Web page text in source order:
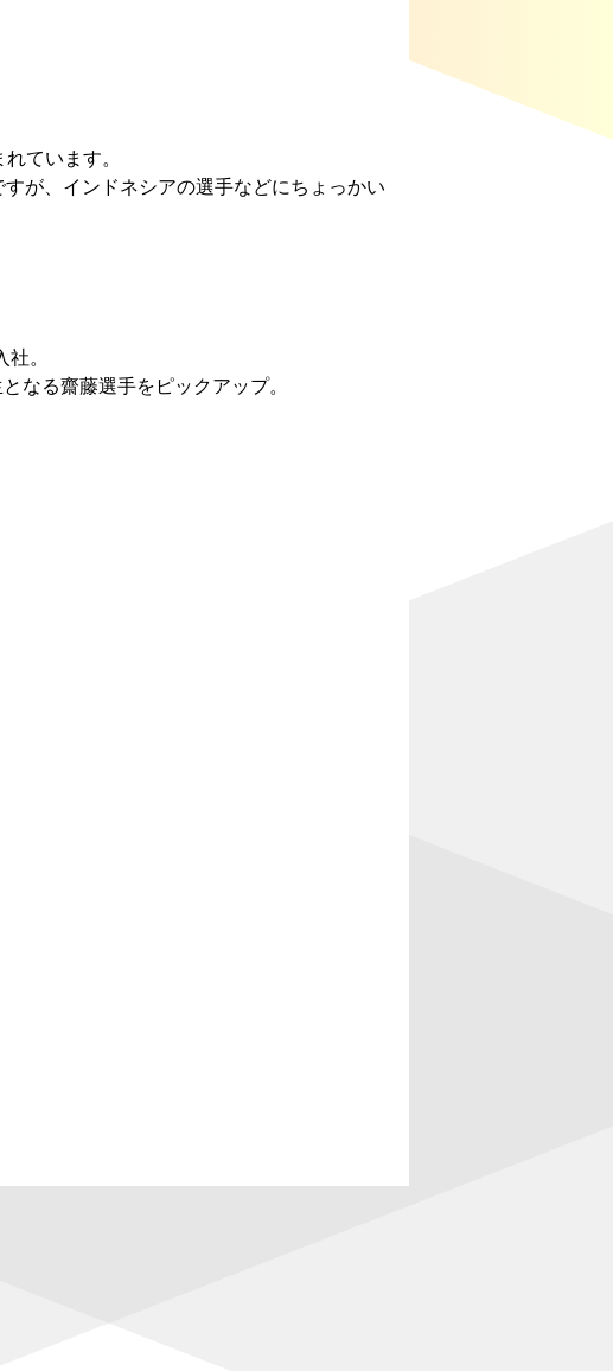
ています。
が、インドネシアの選手などにちょっかい
。
る齋藤選手をピックアップ。